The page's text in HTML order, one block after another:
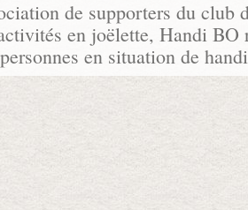
de supporters du club
en joëlette, Handi BO
en situation de